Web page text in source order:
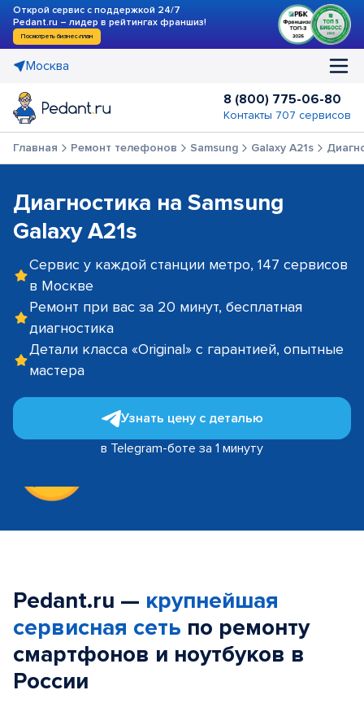
Открой сервис с поддержкой 24/7
Pedant.ru – лидер в рейтингах франшиз!
Посмотреть бизнес-план
Москва
8 (800) 775-06-80
Контакты 707 сервисов
Главная Ремонт телефонов Samsung Galaxy A21s
Диагностика на Samsung
Galaxy A21s
Сервис у каждой станции метро, 147 сервисов
в Москве
Ремонт при вас за 20 минут, бесплатная
диагностика
Детали класса «Original» с гарантией, опытные
мастера
Узнать цену с деталью
в Telegram-боте за 1 минуту
Pedant.ru — крупнейшая
сервисная сеть по ремонту
смартфонов и ноутбуков в
России